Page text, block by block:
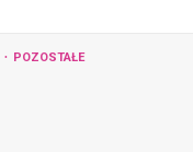
POZOSTAŁE